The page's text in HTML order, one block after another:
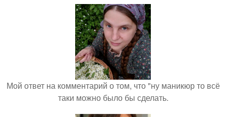
Мой ответ на комментарий о том, что "ну маникюр то всё
таки можно было бы сделать.